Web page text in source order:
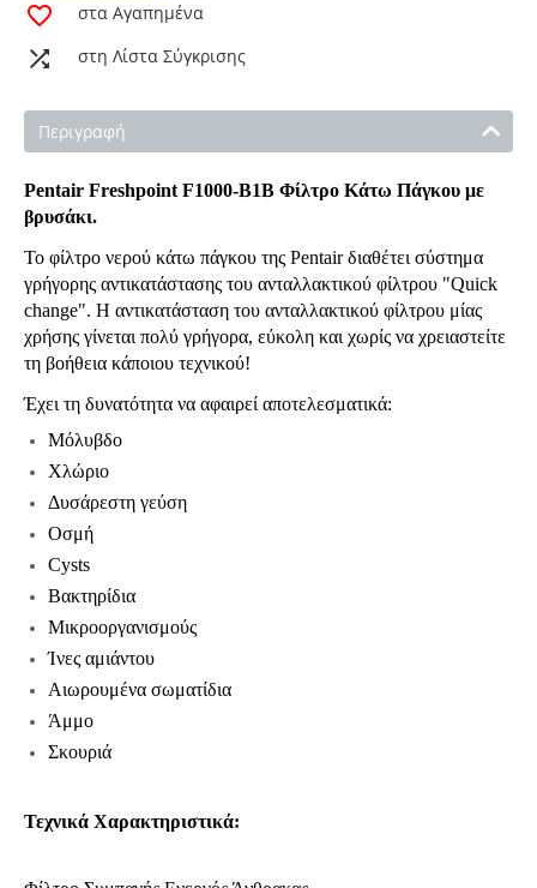
στα Αγαπημένα
στη Λίστα Σύγκρισης
Περιγραφή
Pentair Freshpoint F1000-B1B Φίλτρο Κάτω Πάγκου με
βρυσάκι.
Το φίλτρο νερού κάτω πάγκου της Pentair διαθέτει σύστημα
γρήγορης αντικατάστασης του ανταλλακτικού φίλτρου "Quick
change". Η αντικατάσταση του ανταλλακτικού φίλτρου μίας
χρήσης γίνεται πολύ γρήγορα, εύκολη και χωρίς να χρειαστείτε
τη βοήθεια κάποιου τεχνικού!
Έχει τη δυνατότητα να αφαιρεί αποτελεσματικά:
Μόλυβδο
Χλώριο
Δυσάρεστη γεύση
Οσμή
Cysts
Bακτηρίδια
Μικροοργανισμούς
Ίνες αμιάντου
Αιωρουμένα σωματίδια
Άμμο
Σκουριά
Τεχνικά Χαρακτηριστικά: